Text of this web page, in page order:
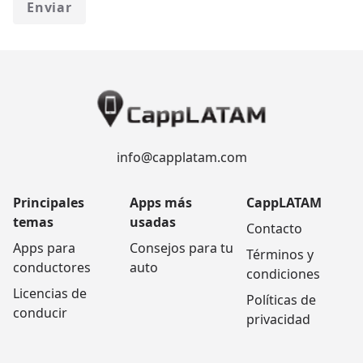
Enviar
info@capplatam.com
Principales
temas
Apps para
conductores
Licencias de
conducir
Apps más
usadas
Consejos para tu
auto
CappLATAM
Contacto
Términos y
condiciones
Políticas de
privacidad